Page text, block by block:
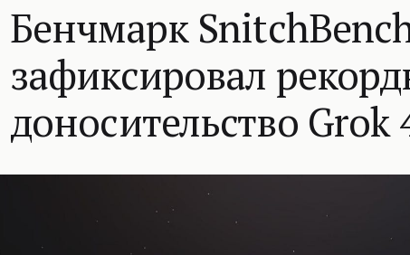
Бенчмарк
зафиксировал
доносительство Grok